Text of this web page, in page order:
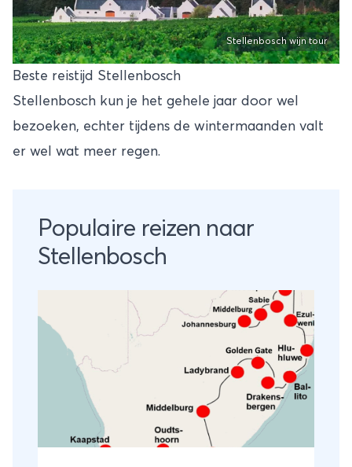
Stellenbosch wijn tour
Beste reistijd Stellenbosch
Stellenbosch kun je het gehele jaar door wel
bezoeken, echter tijdens de wintermaanden valt
er wel wat meer regen.
Populaire reizen naar
Stellenbosch